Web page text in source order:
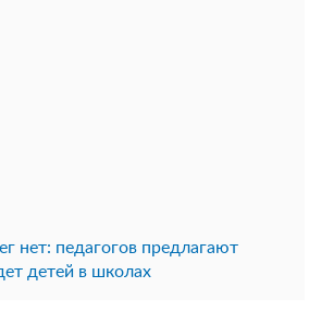
нет: педагогов предлагают
детей в школах